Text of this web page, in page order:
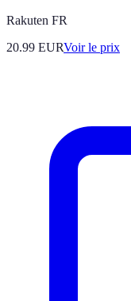
Rakuten FR
20.99 EURVoir le prix